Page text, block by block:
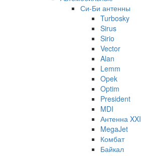
Си-Би антенны
Turbosky
Sirus
Sirio
Vector
Alan
Lemm
Opek
Optim
President
MDI
Антенна XXI
MegaJet
Комбат
Байкал